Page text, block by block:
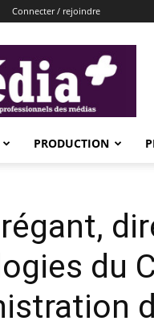
Connecter / rejoindre
PRODUCTION
du